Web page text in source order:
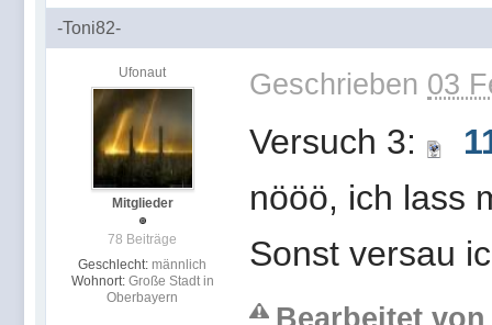
-Toni82-
Ufonaut
Mitglieder
78 Beiträge
Geschlecht: männlich
Wohnort: Große Stadt in
Oberbayern
Geschrieben 03
Versuch 3:
nööö, ich lass
Sonst versau
Bearbeitet von